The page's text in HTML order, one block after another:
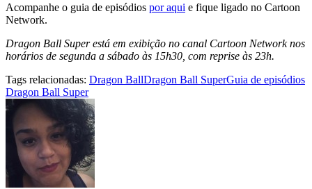
Acompanhe o guia de episódios por aqui e fique ligado no Cartoon
Network.
Dragon Ball Super está em exibição no canal Cartoon Network nos
horários de segunda a sábado às 15h30, com reprise às 23h.
Tags relacionadas: Dragon BallDragon Ball SuperGuia de episódios
Dragon Ball Super